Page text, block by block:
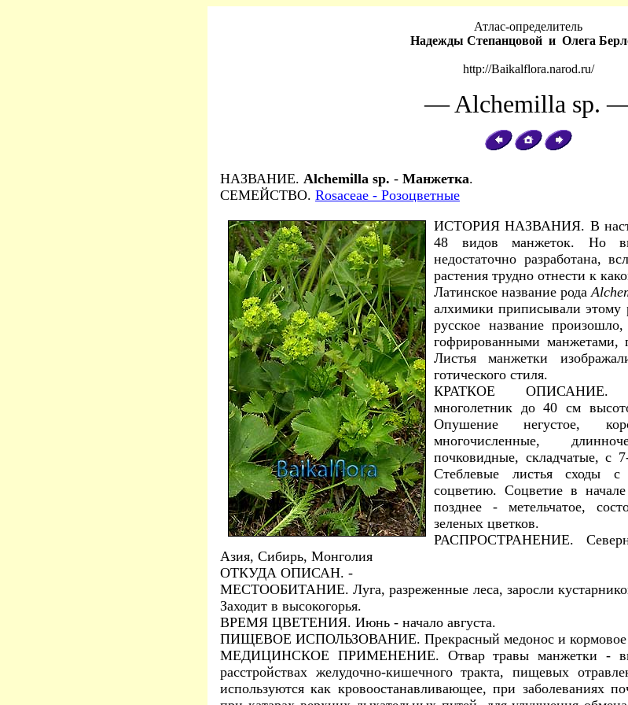
Атлас-определитель
Надежды Степанцовой и Олега
http://Baikalflora.narod.ru/
— Alchemilla sp.
НАЗВАНИЕ. Alchemilla sp. - Манжетка.
СЕМЕЙСТВО. Rosaceae - Розоцветные
ИСТОРИЯ НАЗВАНИЯ. В
48 видов манжеток. Но
недостаточно разработана,
растения трудно отнести к
Латинское название рода
алхимики приписывали
русское название
гофрированными
Листья манжетки
готического стиля.
КРАТКОЕ ОПИСАНИЕ.
многолетник до 40 см
Опушение негустое,
многочисленные,
почковидные, складчатые, с
Стеблевые листья сходы
соцветию. Соцветие в
позднее - метельчатое,
зеленых цветков.
РАСПРОСТРАНЕНИЕ.
Азия, Сибирь, Монголия
ОТКУДА ОПИСАН. -
МЕСТООБИТАНИЕ. Луга, разреженные леса, заросли
Заходит в высокогорья.
ВРЕМЯ ЦВЕТЕНИЯ. Июнь - начало августа.
ПИЩЕВОЕ ИСПОЛЬЗОВАНИЕ. Прекрасный медонос и кормовое
МЕДИЦИНСКОЕ ПРИМЕНЕНИЕ. Отвар травы манжетки -
расстройствах желудочно-кишечного тракта, пищевых
используются как кровоостанавливающее, при заболеваниях